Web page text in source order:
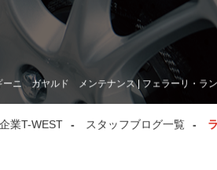
ーニ ガヤルド メンテナンス | フェラーリ・ラ
業T-WEST スタッフブログ一覧